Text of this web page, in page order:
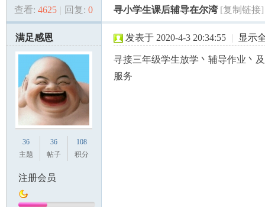
美» › ›
查看: 4625 | 回复: 0 寻小学生课后辅导在尔湾 [复制链接]
满足感恩
36
主题
36
帖子
108
积分
注册会员
发表于 2020-4-3 20:34:55 | 显示
寻接三年级学生放学丶辅导作业丶
服务